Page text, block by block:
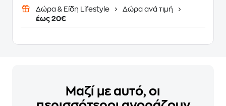
Δώρα & Είδη Lifestyle
Δώρα ανά τιμή
έως 20€
Μαζί με αυτό, οι